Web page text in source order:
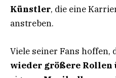
Künstler, die eine
anstreben.
Viele seiner Fans hoffen,
wieder größere Rollen